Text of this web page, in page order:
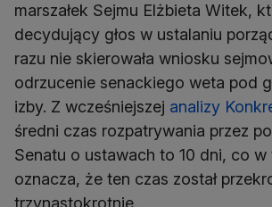
marszałek Sejmu Elżbieta Witek,
decydujący głos w ustalaniu
razu nie skierowała wniosku
odrzucenie senackiego weta pod
izby. Z wcześniejszej analizy
średni czas rozpatrywania przez
Senatu o ustawach to 10 dni, co
oznacza, że ten czas został
trzynastokrotnie.